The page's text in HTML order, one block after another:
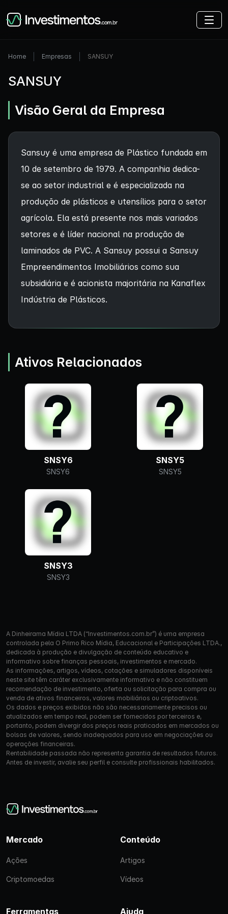
Home Empresas SANSUY
SANSUY
Visão Geral da Empresa
Sansuy é uma empresa de Plástico fundada em
10 de setembro de 1979. A companhia dedica-
se ao setor industrial e é especializada na
produção de plásticos e utensílios para o setor
agrícola. Ela está presente nos mais variados
setores e é líder nacional na produção de
laminados de PVC. A Sansuy possui a Sansuy
Empreendimentos Imobiliários como sua
subsidiária e é acionista majoritária na Kanaflex
Indústria de Plásticos.
Ativos Relacionados
SNSY6
SNSY6
SNSY5
SNSY5
SNSY3
SNSY3
A Dinheirama Mídia LTDA (“Investimentos.com.br”) é uma empresa
controlada pela O Primo Rico Mídia, Educacional e Participações LTDA.,
dedicada à produção e divulgação de conteúdo educativo e
informativo sobre finanças pessoais, investimentos e mercado.
As informações, artigos, vídeos, cotações e simuladores disponíveis
neste site têm caráter exclusivamente informativo e não constituem
recomendação de investimento, oferta ou solicitação para compra ou
venda de ativos financeiros, valores mobiliários ou criptoativos.
Os dados e preços exibidos não são necessariamente precisos ou
atualizados em tempo real, podem ser fornecidos por terceiros e,
portanto, podem divergir dos preços reais praticados em mercados ou
bolsas de valores, sendo inadequados para uso em negociações ou
operações financeiras.
Rentabilidade passada não representa garantia de resultados futuros.
Antes de investir, avalie seu perfil e consulte profissionais habilitados.
Mercado
Ações
Criptomoedas
Conteúdo
Artigos
Vídeos
Ferramentas Ajuda